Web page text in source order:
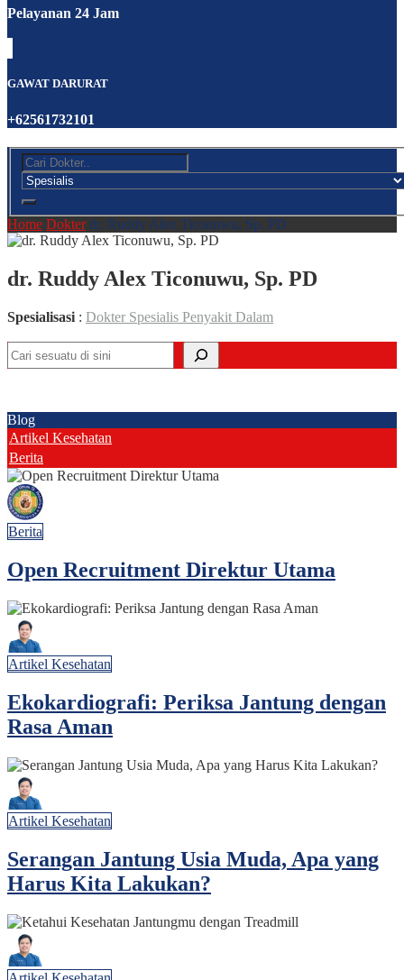
Pelayanan 24 Jam
GAWAT DARURAT
+62561732101
Home Dokter dr. Ruddy Alex Ticonuwu, Sp. PD
dr. Ruddy Alex Ticonuwu, Sp. PD
Spesialisasi : Dokter Spesialis Penyakit Dalam
Cari
Blog
Artikel Kesehatan
Berita
Berita
Open Recruitment Direktur Utama
Artikel Kesehatan
Ekokardiografi: Periksa Jantung dengan
Rasa Aman
Artikel Kesehatan
Serangan Jantung Usia Muda, Apa yang
Harus Kita Lakukan?